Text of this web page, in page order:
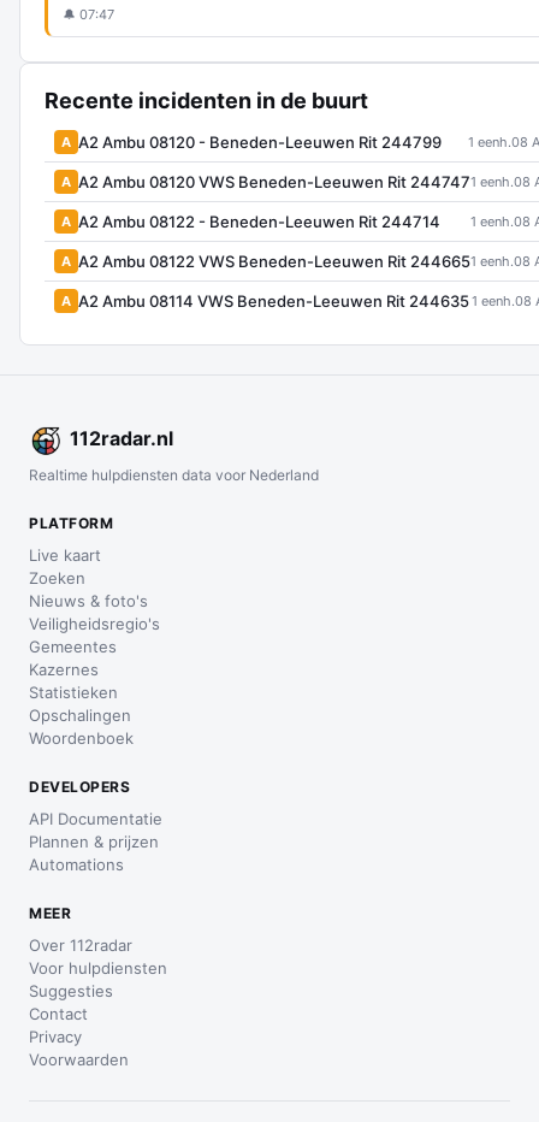
🔔 07:47
Recente incidenten in de buurt
A A2 Ambu 08120 - Beneden-Leeuwen Rit 244799 1 eenh.08
A A2 Ambu 08120 VWS Beneden-Leeuwen Rit 2447471 eenh.08
A A2 Ambu 08122 - Beneden-Leeuwen Rit 244714 1 eenh.08
A A2 Ambu 08122 VWS Beneden-Leeuwen Rit 2446651 eenh.08
A A2 Ambu 08114 VWS Beneden-Leeuwen Rit 2446351 eenh.08
112radar.nl
Realtime hulpdiensten data voor Nederland
PLATFORM
Live kaart
Zoeken
Nieuws & foto's
Veiligheidsregio's
Gemeentes
Kazernes
Statistieken
Opschalingen
Woordenboek
DEVELOPERS
API Documentatie
Plannen & prijzen
Automations
MEER
Over 112radar
Voor hulpdiensten
Suggesties
Contact
Privacy
Voorwaarden